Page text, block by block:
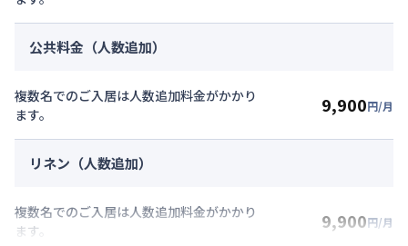
公共料金（人数追加）
複数名でのご入居は人数追加料金がかかり
ます。
9,900円/月
リネン（人数追加）
複数名でのご入居は人数追加料金がかかり
ます。
9,900円/月